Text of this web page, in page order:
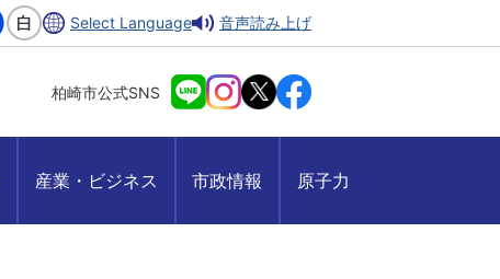
Select Language 音声読み上げ
柏崎市公式SNS
産業・ビジネス 市政情報 原子力